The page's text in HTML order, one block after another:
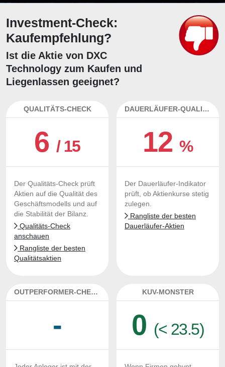
Investment-Check:
Kaufempfehlung?
Ist die Aktie von DXC
Technology zum Kaufen und
Liegenlassen geeignet?
QUALITÄTS-CHECK
6/ 15
Der Qualitäts-Check prüft
Aktien auf die Qualität des
Geschäftsmodells und auf
die Stabilität der Bilanz.
Qualitäts-Check
anschauen
Rangliste der besten
Qualitätsaktien
DAUERLÄUFER-QUALITÄTEN
12%
Der Dauerläufer-Indikator
prüft, ob Aktienkurse stetig
zulegen.
Rangliste der besten
Dauerläufer-Aktien
OUTPERFORMER-CHECK
-
KUV-MONSTER
0 (< 23.5)